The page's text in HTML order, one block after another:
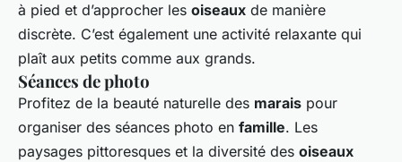
à pied et d’approcher les oiseaux de manière
discrète. C’est également une activité relaxante qui
plaît aux petits comme aux grands.
Séances de photo
Profitez de la beauté naturelle des marais pour
organiser des séances photo en famille. Les
paysages pittoresques et la diversité des oiseaux